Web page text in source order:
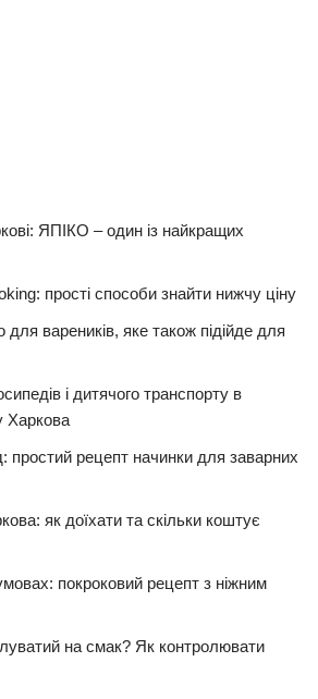
ЯПІКО – один із найкращих
прості способи знайти нижчу ціну
для вареників, яке також підійде для
і дитячого транспорту в
Харкова
простий рецепт начинки для заварних
як доїхати та скільки коштує
покроковий рецепт з ніжним
на смак? Як контролювати